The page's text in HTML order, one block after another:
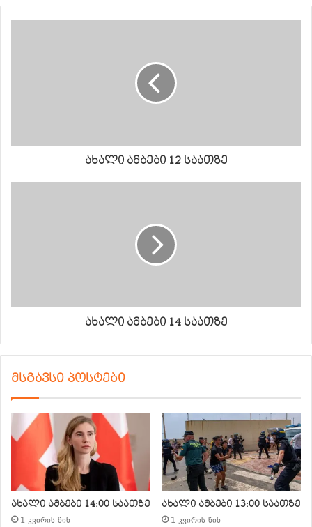
ახალი ამბები 12 საათზე
ახალი ამბები 14 საათზე
მსგავსი პოსტები
ახალი ამბები 14:00 საათზე
1 კვირის წინ
ახალი ამბები 13:00 საათზე
1 კვირის წინ